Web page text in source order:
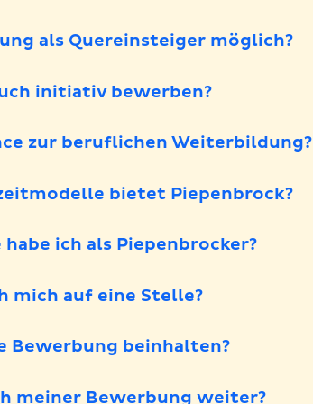
als Quereinsteiger möglich?
initiativ bewerben?
zur beruflichen Weiterbildung?
bietet Piepenbrock?
ich als Piepenbrocker?
mich auf eine Stelle?
Bewerbung beinhalten?
meiner Bewerbung weiter?